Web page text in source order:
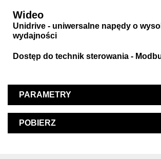
PARAMETRY
POBIERZ
Wideo
Unidrive - uniwersalne napędy o
wydajności
Dostęp do technik sterowania -